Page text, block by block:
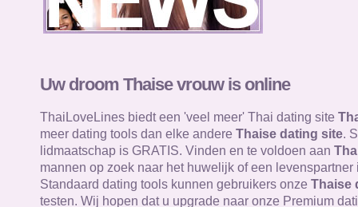
Uw droom Thaise vrouw is online
ThaiLoveLines biedt een 'veel meer' Thai dating site
meer dating tools dan elke andere Thaise dating site.
lidmaatschap is GRATIS. Vinden en te voldoen aan
mannen op zoek naar het huwelijk of een levenspartner
Standaard dating tools kunnen gebruikers onze Thaise
testen. Wij hopen dat u upgrade naar onze Premium